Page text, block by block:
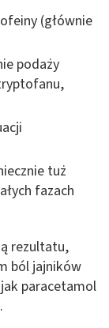
(głównie
podaży
tuż
fazach
rezultatu,
ból jajników
paracetamol